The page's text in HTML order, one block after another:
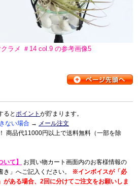
ラメ ＃14 col.9 の参考画像5
るとポイント が貯まります。
ない場合 → メール注文
商品代11000円以上で送料無料（一部を除
て】
お買い物カート画面内のお客様情報の
き」へご記入ください。 ※インボイスが「必
がある場合、2回に分けてご注文をお願いしま